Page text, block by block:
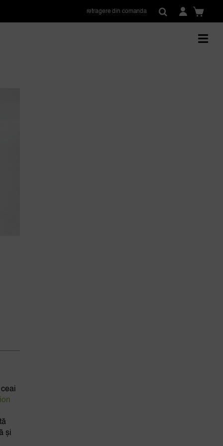
retragere din comanda
și